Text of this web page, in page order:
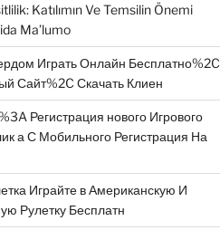
Katılımın Ve Temsilin Önemi
Ma’lumo
Играть Онлайн Бесплатно%2C
Сайт%2C Скачать Клиен
Регистрация нового Игрового
а С Мобильного Регистрация На
Играйте в Американскую И
Рулетку Бесплатн